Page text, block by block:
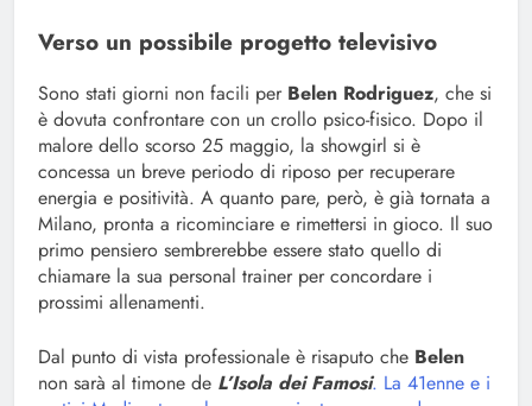
Verso un possibile progetto televisivo
Sono stati giorni non facili per Belen Rodriguez, che si
è dovuta confrontare con un crollo psico-fisico. Dopo il
malore dello scorso 25 maggio, la showgirl si è
concessa un breve periodo di riposo per recuperare
energia e positività. A quanto pare, però, è già tornata a
Milano, pronta a ricominciare e rimettersi in gioco. Il suo
primo pensiero sembrerebbe essere stato quello di
chiamare la sua personal trainer per concordare i
prossimi allenamenti.
Dal punto di vista professionale è risaputo che Belen
non sarà al timone de L’Isola dei Famosi. La 41enne e i